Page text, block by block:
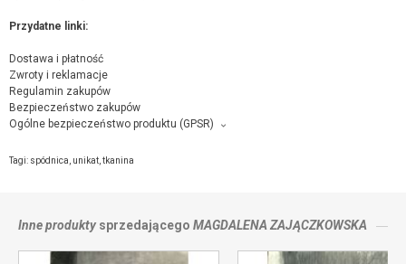
Przydatne linki:
Dostawa i płatność
Zwroty i reklamacje
Regulamin zakupów
Bezpieczeństwo zakupów
Ogólne bezpieczeństwo produktu (GPSR)
Magdalena Zajączkowska, Bluszczowa 26, 99-300 Kutno,
sprzedającym
Tagi: spódnica unikat tkanina
Inne produktysprzedającego MAGDALENA ZAJĄCZKOWSKA